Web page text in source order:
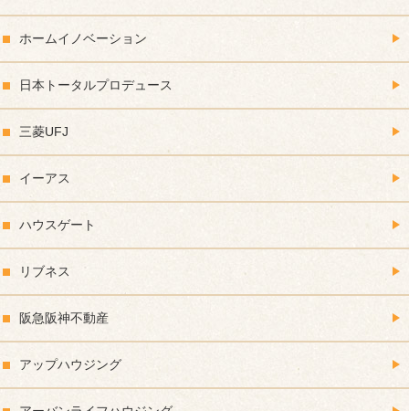
ホームイノベーション
日本トータルプロデュース
三菱UFJ
イーアス
ハウスゲート
リブネス
阪急阪神不動産
アップハウジング